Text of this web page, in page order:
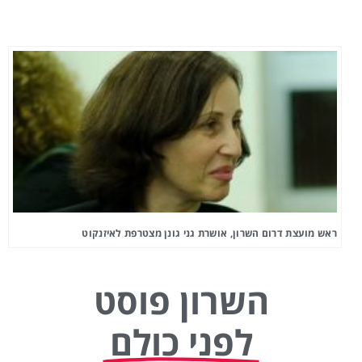
ראש מועצת דרום השרון, אושרת גני גונן מצטרפת לאיזנקוט
השרון פוסט
לפני כולם